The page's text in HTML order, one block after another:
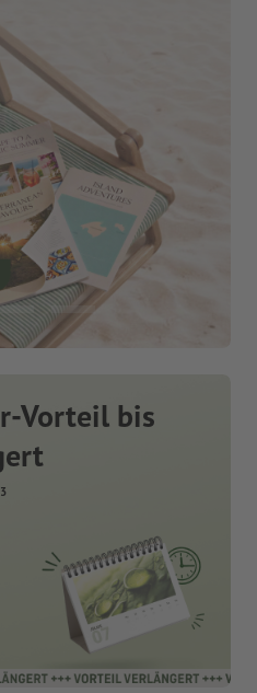
Vorteil bis
3